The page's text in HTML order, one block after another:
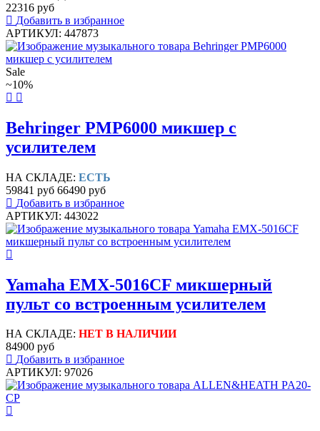
22316 руб
Добавить в избранное
АРТИКУЛ: 447873
Sale
~10%
Behringer PMP6000 микшер с
усилителем
НА СКЛАДЕ: ЕСТЬ
59841 руб 66490 руб
Добавить в избранное
АРТИКУЛ: 443022
Yamaha EMX-5016CF микшерный
пульт со встроенным усилителем
НА СКЛАДЕ: НЕТ В НАЛИЧИИ
84900 руб
Добавить в избранное
АРТИКУЛ: 97026